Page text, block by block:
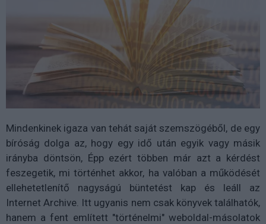
Mindenkinek igaza van tehát saját szemszögéből, de egy
bíróság dolga az, hogy egy idő után egyik vagy másik
irányba döntsön, Épp ezért többen már azt a kérdést
feszegetik, mi történhet akkor, ha valóban a működését
ellehetetlenítő nagyságú büntetést kap és leáll az
Internet Archive. Itt ugyanis nem csak könyvek találhatók,
hanem a fent említett "történelmi" weboldal-másolatok